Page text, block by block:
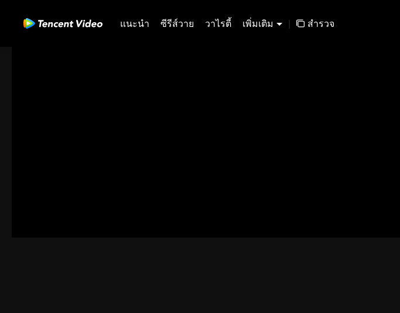
แนะนำ ซีรีส์วาย วาไรตี้ เพิ่มเติม | สำรวจ